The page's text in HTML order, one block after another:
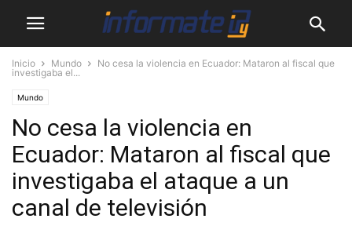
Inicio Mundo
No cesa la violencia en Ecuador: Mataron al fiscal que
investigaba el...
Mundo
No cesa la violencia en
Ecuador: Mataron al fiscal que
investigaba el ataque a un
canal de televisión